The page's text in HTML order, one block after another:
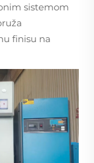
sistemom
finisu na